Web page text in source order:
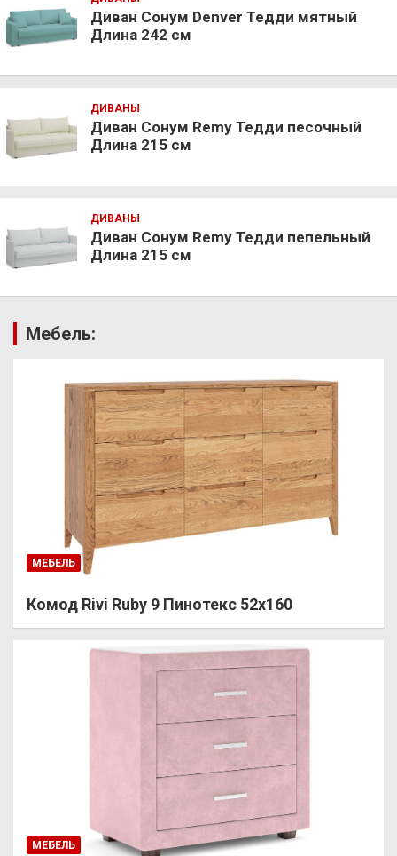
Диван Сонум Denver Тедди мятный
Длина 242 см
ДИВАНЫ
Диван Сонум Remy Тедди песочный
Длина 215 см
ДИВАНЫ
Диван Сонум Remy Тедди пепельный
Длина 215 см
Мебель:
МЕБЕЛЬ
Комод Rivi Ruby 9 Пинотекс 52х160
МЕБЕЛЬ